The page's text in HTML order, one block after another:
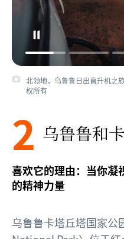
北领地，乌鲁鲁日出直升机之
权所有
2 乌鲁鲁和
喜欢它的理由：当你凝
的精神力量
乌鲁鲁卡塔丘塔国家公